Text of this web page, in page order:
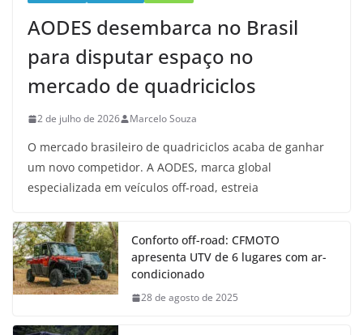
AODES desembarca no Brasil
para disputar espaço no
mercado de quadriciclos
2 de julho de 2026 Marcelo Souza
O mercado brasileiro de quadriciclos acaba de ganhar
um novo competidor. A AODES, marca global
especializada em veículos off-road, estreia
Conforto off-road: CFMOTO
apresenta UTV de 6 lugares com ar-
condicionado
28 de agosto de 2025